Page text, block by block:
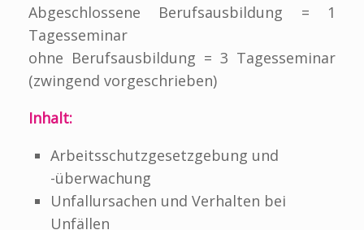
Abgeschlossene Berufsausbildung = 1
Tagesseminar
ohne Berufsausbildung = 3 Tagesseminar
(zwingend vorgeschrieben)
Inhalt:
Arbeitsschutzgesetzgebung und
-überwachung
Unfallursachen und Verhalten bei
Unfällen